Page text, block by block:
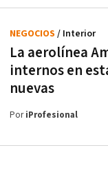
La aerolínea
internos en
nuevas
NEGOCIOS / Interior
PoriProfesional